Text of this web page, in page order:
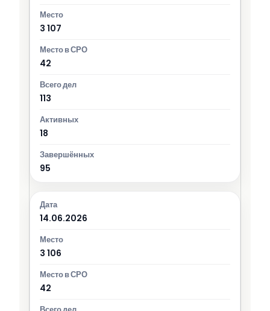
3 107
42
113
18
95
14.06.2026
3 106
42